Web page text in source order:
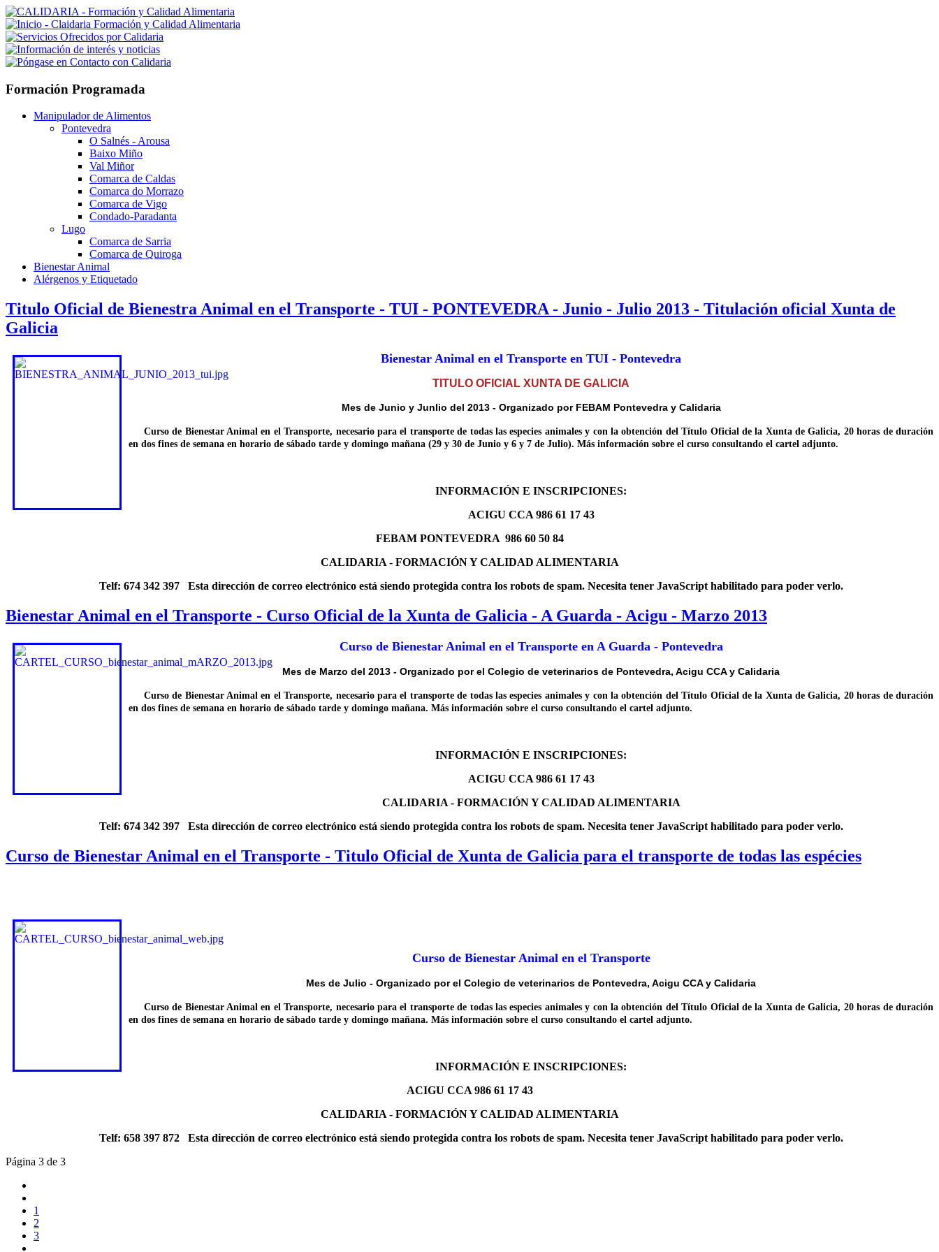
Formación Programada
Manipulador de Alimentos
Pontevedra
O Salnés - Arousa
Baixo Miño
Val Miñor
Comarca de Caldas
Comarca do Morrazo
Comarca de Vigo
Condado-Paradanta
Lugo
Comarca de Sarria
Comarca de Quiroga
Bienestar Animal
Alérgenos y Etiquetado
Titulo Oficial de Bienestra Animal en el Transporte - TUI - PONTEVEDRA - Junio - Julio 2013 - Titulación oficial Xunta de
Galicia
Bienestar Animal en el Transporte en TUI - Pontevedra
TITULO OFICIAL XUNTA DE GALICIA
Mes de Junio y Junlio del 2013 - Organizado por FEBAM Pontevedra y Calidaria
Curso de Bienestar Animal en el Transporte, necesario para el transporte de todas las especies animales y con la obtención del Título Oficial de la Xunta de Galicia, 20 horas de duración
en dos fines de semana en horario de sábado tarde y domingo mañana (29 y 30 de Junio y 6 y 7 de Julio). Más información sobre el curso consultando el cartel adjunto.
INFORMACIÓN E INSCRIPCIONES:
ACIGU CCA 986 61 17 43
FEBAM PONTEVEDRA 986 60 50 84
CALIDARIA - FORMACIÓN Y CALIDAD ALIMENTARIA
Telf: 674 342 397 Esta dirección de correo electrónico está siendo protegida contra los robots de spam. Necesita tener JavaScript habilitado para poder verlo.
Bienestar Animal en el Transporte - Curso Oficial de la Xunta de Galicia - A Guarda - Acigu - Marzo 2013
Curso de Bienestar Animal en el Transporte en A Guarda - Pontevedra
Mes de Marzo del 2013 - Organizado por el Colegio de veterinarios de Pontevedra, Acigu CCA y Calidaria
Curso de Bienestar Animal en el Transporte, necesario para el transporte de todas las especies animales y con la obtención del Título Oficial de la Xunta de Galicia, 20 horas de duración
en dos fines de semana en horario de sábado tarde y domingo mañana. Más información sobre el curso consultando el cartel adjunto.
INFORMACIÓN E INSCRIPCIONES:
ACIGU CCA 986 61 17 43
CALIDARIA - FORMACIÓN Y CALIDAD ALIMENTARIA
Telf: 674 342 397 Esta dirección de correo electrónico está siendo protegida contra los robots de spam. Necesita tener JavaScript habilitado para poder verlo.
Curso de Bienestar Animal en el Transporte - Titulo Oficial de Xunta de Galicia para el transporte de todas las espécies
Curso de Bienestar Animal en el Transporte
Mes de Julio - Organizado por el Colegio de veterinarios de Pontevedra, Acigu CCA y Calidaria
Curso de Bienestar Animal en el Transporte, necesario para el transporte de todas las especies animales y con la obtención del Título Oficial de la Xunta de Galicia, 20 horas de duración
en dos fines de semana en horario de sábado tarde y domingo mañana. Más información sobre el curso consultando el cartel adjunto.
INFORMACIÓN E INSCRIPCIONES:
ACIGU CCA 986 61 17 43
CALIDARIA - FORMACIÓN Y CALIDAD ALIMENTARIA
Telf: 658 397 872 Esta dirección de correo electrónico está siendo protegida contra los robots de spam. Necesita tener JavaScript habilitado para poder verlo.
Página 3 de 3
1
2
3